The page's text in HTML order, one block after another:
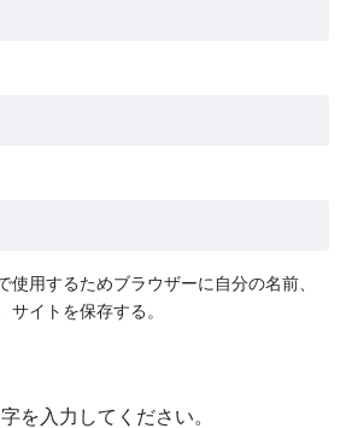
使用するためブラウザーに自分の名前、
サイトを保存する。
を入力してください。